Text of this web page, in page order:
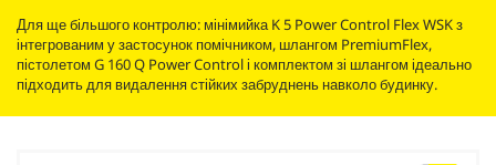
Для ще більшого контролю: мінімийка K 5 Power Control Flex WSK з
інтегрованим у застосунок помічником, шлангом PremiumFlex,
пістолетом G 160 Q Power Control і комплектом зі шлангом ідеально
підходить для видалення стійких забруднень навколо будинку.